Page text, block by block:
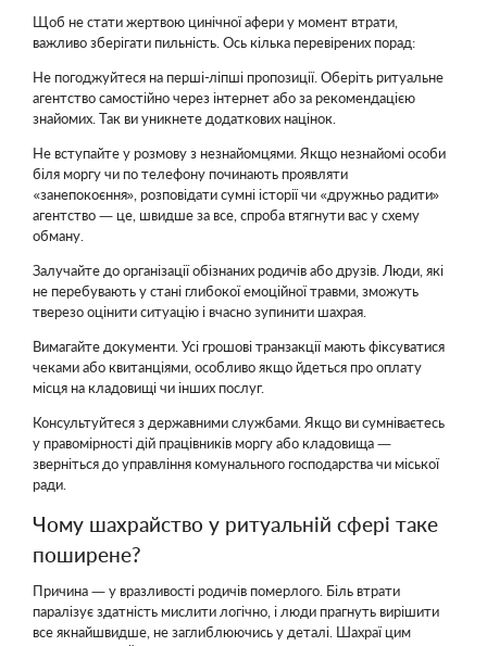
Щоб не стати жертвою цинічної афери у момент втрати,
важливо зберігати пильність. Ось кілька перевірених порад:
Не погоджуйтеся на перші-ліпші пропозиції. Оберіть ритуальне
агентство самостійно через інтернет або за рекомендацією
знайомих. Так ви уникнете додаткових націнок.
Не вступайте у розмову з незнайомцями. Якщо незнайомі особи
біля моргу чи по телефону починають проявляти
«занепокоєння», розповідати сумні історії чи «дружньо радити»
агентство — це, швидше за все, спроба втягнути вас у схему
обману.
Залучайте до організації обізнаних родичів або друзів. Люди, які
не перебувають у стані глибокої емоційної травми, зможуть
тверезо оцінити ситуацію і вчасно зупинити шахрая.
Вимагайте документи. Усі грошові транзакції мають фіксуватися
чеками або квитанціями, особливо якщо йдеться про оплату
місця на кладовищі чи інших послуг.
Консультуйтеся з державними службами. Якщо ви сумніваєтесь
у правомірності дій працівників моргу або кладовища —
зверніться до управління комунального господарства чи міської
ради.
Чому шахрайство у ритуальній сфері таке
поширене?
Причина — у вразливості родичів померлого. Біль втрати
паралізує здатність мислити логічно, і люди прагнуть вирішити
все якнайшвидше, не заглиблюючись у деталі. Шахраї цим